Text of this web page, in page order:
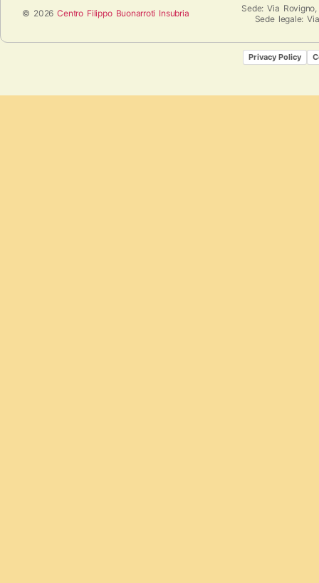
© 2026Centro Filippo Buonarroti Insubria
Sede: Via
Sede legale:
Privacy Policy